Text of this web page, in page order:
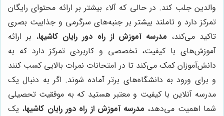
والدین جلب کند. در حالی که آلاء بیشتر بر ارائه محتوای رایگان
تمرکز دارد و تاملند بیشتر بر جنبه‌های سرگرمی و جذابیت بصری
تاکید می‌کند، مدرسه آموزش از راه دور رایان کاشیها، بر ارائه
آموزش‌های با کیفیت، تخصصی و کاربردی تمرکز دارد که به
دانش‌آموزان کمک می‌کند تا در امتحانات نمرات بالایی کسب کنند
و برای ورود به دانشگاه‌های برتر آماده شوند. اگر به دنبال یک
مدرسه آنلاین با کیفیت و معتبر هستید که به موفقیت تحصیلی
شما اهمیت می‌دهد، مدرسه آموزش از راه دور رایان کاشیها، یک